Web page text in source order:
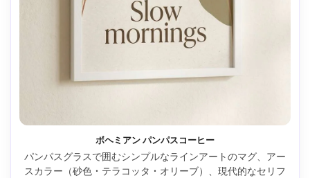
ボヘミアン パンパスコーヒー
パンパスグラスで囲むシンプルなラインアートのマグ、アー
スカラー（砂色・テラコッタ・オリーブ）、現代的なセリフ